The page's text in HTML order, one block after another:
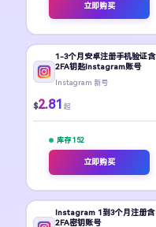
立即购买
1-3个月安卓注册手机验证含
2FA钥匙Instagram账号
Instagram 新号
$2.81 起
库存 152
立即购买
Instagram 1到3个月注册含
2FA密钥账号